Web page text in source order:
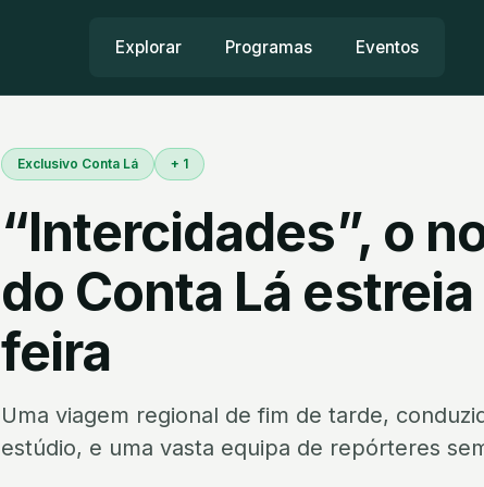
Explorar Programas Eventos
Exclusivo Conta Lá + 1
“Intercidades”, o
do Conta Lá
feira
Uma viagem regional de fim de tarde,
estúdio, e uma vasta equipa de repórteres